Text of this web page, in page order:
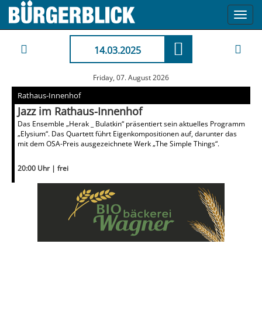
14.03.2025
Friday, 07. August 2026
Rathaus-Innenhof
Jazz im Rathaus-Innenhof
Das Ensemble „Herak _ Bulatkin“ präsentiert sein aktuelles Programm
„Elysium“. Das Quartett führt Eigenkompositionen auf, darunter das
mit dem OSA-Preis ausgezeichnete Werk „The Simple Things“.
20:00 Uhr | frei